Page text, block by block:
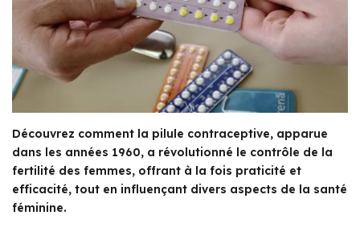
Découvrez comment la pilule contraceptive, apparue
dans les années 1960, a révolutionné le contrôle de la
fertilité des femmes, offrant à la fois praticité et
efficacité, tout en influençant divers aspects de la santé
féminine.